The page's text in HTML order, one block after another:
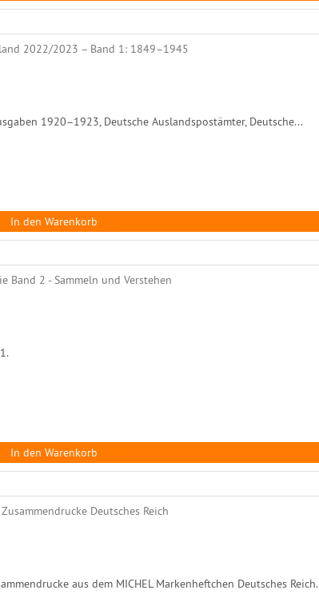
1920–1923, Deutsche Auslandspostämter, Deutsche...
In den Warenkorb
In den Warenkorb
aus dem MICHEL Markenheftchen Deutsches Reich.